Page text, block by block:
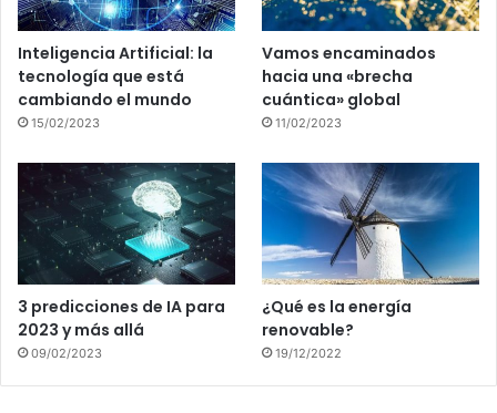
Inteligencia Artificial: la
tecnología que está
cambiando el mundo
15/02/2023
Vamos encaminados
hacia una «brecha
cuántica» global
11/02/2023
3 predicciones de IA para
2023 y más allá
09/02/2023
¿Qué es la energía
renovable?
19/12/2022